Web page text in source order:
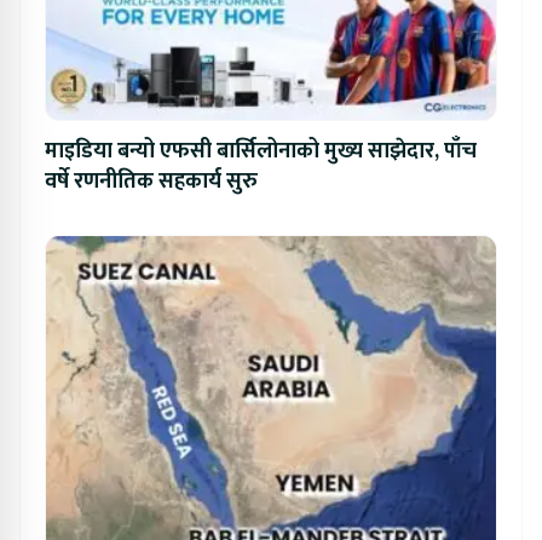
माइडिया बन्यो एफसी बार्सिलोनाको मुख्य साझेदार, पाँच
वर्षे रणनीतिक सहकार्य सुरु